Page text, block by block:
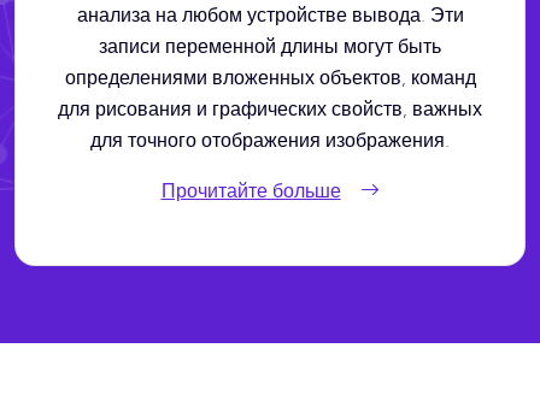
анализа на любом устройстве вывода. Эти
записи переменной длины могут быть
определениями вложенных объектов, команд
для рисования и графических свойств, важных
для точного отображения изображения.
Прочитайте больше